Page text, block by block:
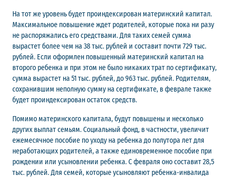
На тот же уровень будет проиндексирован материнский капитал.
Максимальное повышение ждет родителей, которые пока ни разу
не распоряжались его средствами. Для таких семей сумма
вырастет более чем на 38 тыс. рублей и составит почти 729 тыс.
рублей. Если оформлен повышенный материнский капитал на
второго ребенка и при этом не было никаких трат по сертификату,
сумма вырастет на 51 тыс. рублей, до 963 тыс. рублей. Родителям,
сохранившим неполную сумму на сертификате, в феврале также
будет проиндексирован остаток средств.
Помимо материнского капитала, будут повышены и несколько
других выплат семьям. Социальный фонд, в частности, увеличит
ежемесячное пособие по уходу на ребенка до полутора лет для
неработающих родителей, а также единовременное пособие при
рождении или усыновлении ребенка. С февраля оно составит 28,5
тыс. рублей. Для семей, которые усыновляют ребенка-инвалида